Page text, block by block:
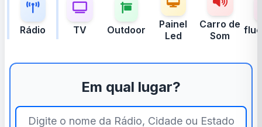
Rádio TV Outdoor
Painel
Led
Carro de
Som
Em qual lugar?